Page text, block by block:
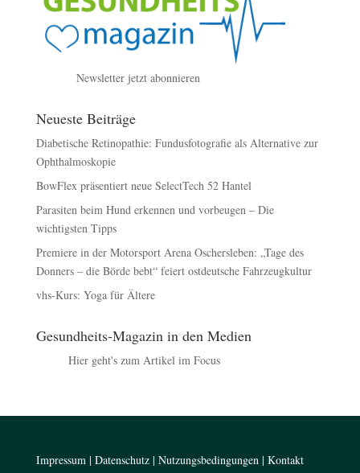
Newsletter jetzt abonnieren
Neueste Beiträge
Diabetische Retinopathie: Fundusfotografie als Alternative zur
Ophthalmoskopie
BowFlex präsentiert neue SelectTech 52 Hantel
Parasiten beim Hund erkennen und vorbeugen – Die
wichtigsten Tipps
Premiere in der Motorsport Arena Oschersleben: „Tage des
Donners – die Börde bebt“ feiert ostdeutsche Fahrzeugkultur
vhs-Kurs: Yoga für Ältere
Gesundheits-Magazin in den Medien
Hier geht's zum Artikel im Focus
Impressum| Datenschutz| Nutzungsbedingungen| Kontakt